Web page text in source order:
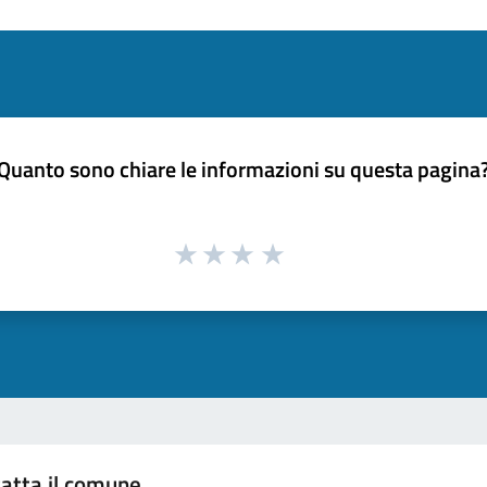
sono chiare le informazioni su questa